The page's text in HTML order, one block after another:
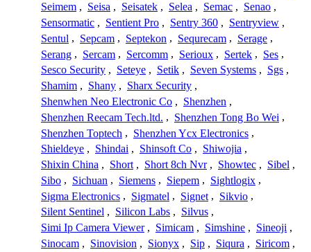
Seimem , Seisa , Seisatek , Selea , Semac , Senao ,
Sensormatic , Sentient Pro , Sentry 360 , Sentryview ,
Sentul , Sepcam , Septekon , Sequrecam , Serage ,
Serang , Sercam , Sercomm , Serioux , Sertek , Ses ,
Sesco Security , Seteye , Setik , Seven Systems , Sgs ,
Shamim , Shany , Sharx Security ,
Shenwhen Neo Electronic Co , Shenzhen ,
Shenzhen Reecam Tech.ltd. , Shenzhen Tong Bo Wei ,
Shenzhen Toptech , Shenzhen Ycx Electronics ,
Shieldeye , Shindai , Shinsoft Co , Shiwojia ,
Shixin China , Short , Short 8ch Nvr , Showtec , Sibel ,
Sibo , Sichuan , Siemens , Siepem , Sightlogix ,
Sigma Electronics , Sigmatel , Signet , Sikvio ,
Silent Sentinel , Silicon Labs , Silvus ,
Simi Ip Camera Viewer , Simicam , Simshine , Sineoji ,
Sinocam , Sinovision , Sionyx , Sip , Siqura , Siricom ,